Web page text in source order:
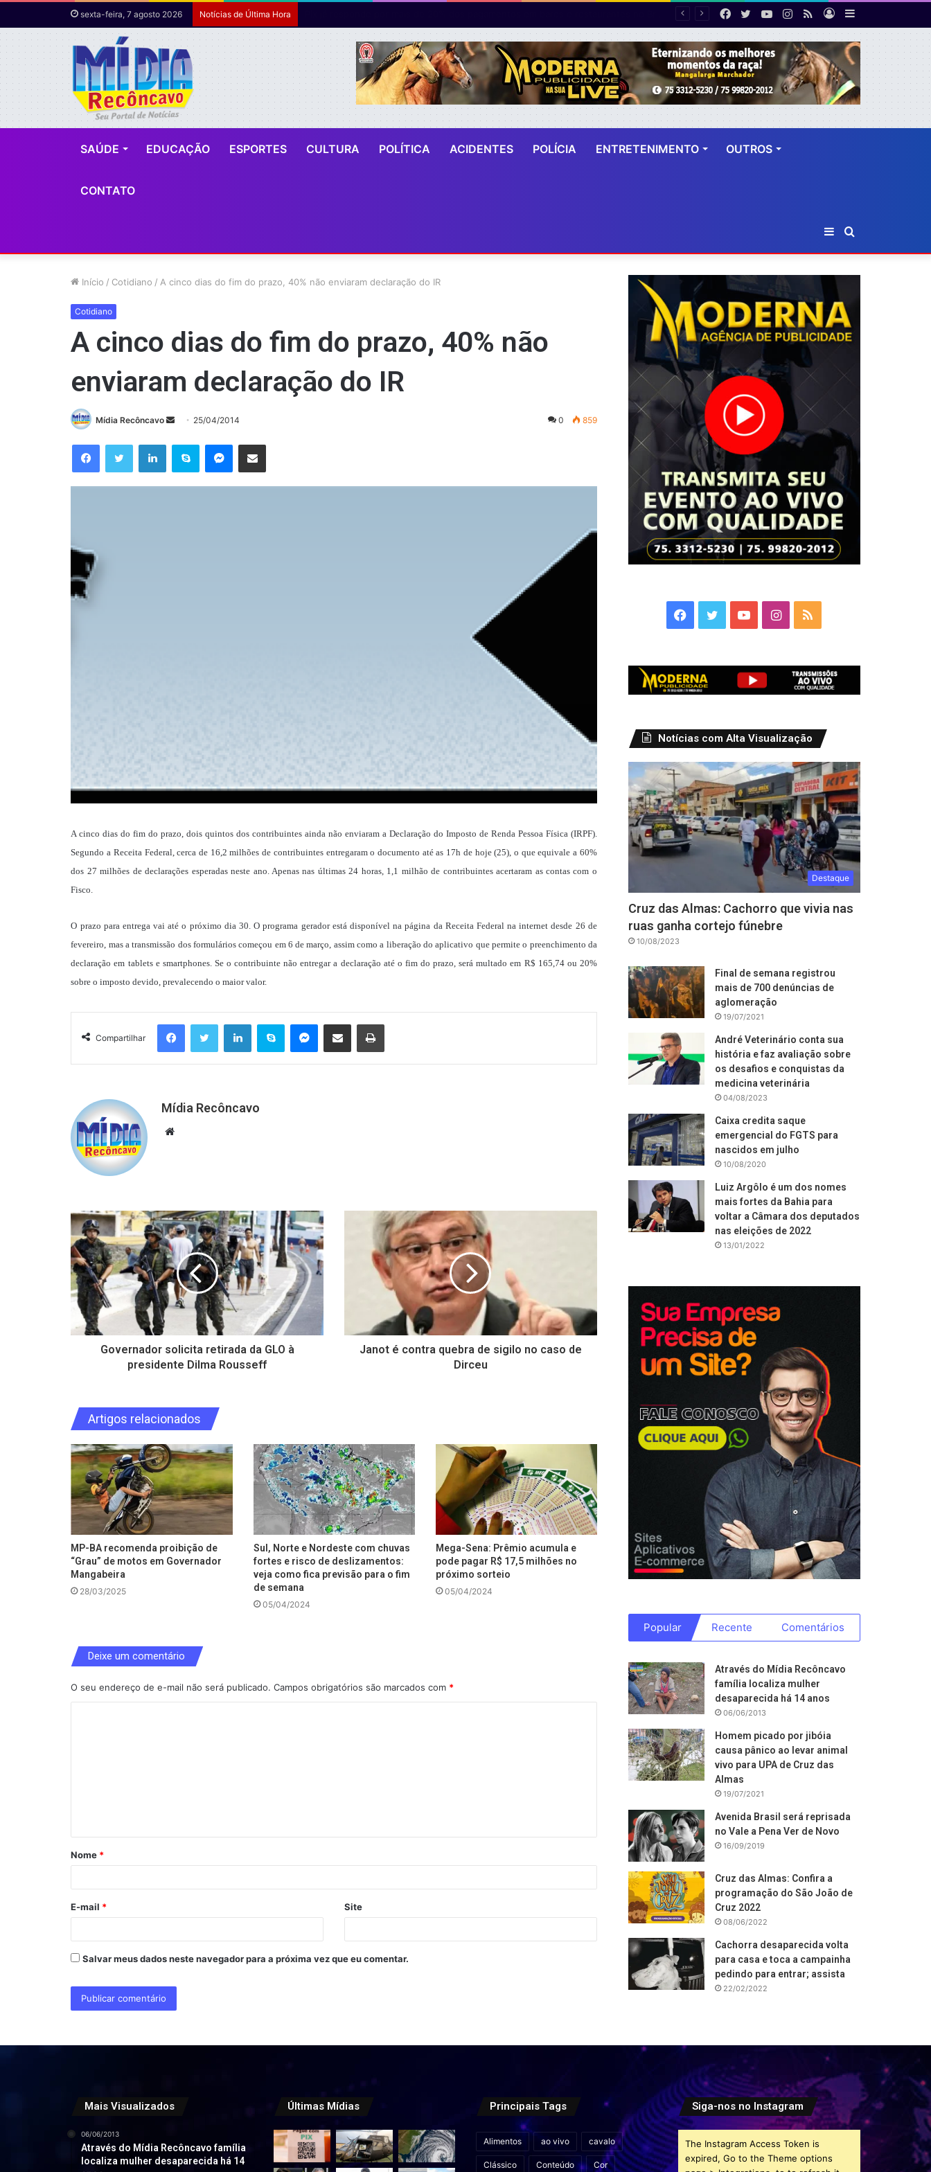
sexta-feira, 7 agosto 2026 Notícias de Última Hora
Barra
Lateral
Entrar
RSS
Instagram
YouTube
Twitter
Facebook
SAÚDE EDUCAÇÃO ESPORTES CULTURA POLÍTICA ACIDENTES POLÍCIA ENTRETENIMENTO OUTROS
CONTATO
por
Barra
Lateral
Início / Cotidiano / A cinco dias do fim do prazo, 40% não enviaram declaração do IR
Cotidiano
A cinco dias do fim do prazo, 40% não
enviaram declaração do IR
Mídia Recôncavo
Mande
e-
25/04/2014 0 859
FacebookTwitter LinkedinSkype Messenger
Compartilhar via e-mail
A cinco dias do fim do prazo, dois quintos dos contribuintes ainda não enviaram a Declaração do Imposto de Renda Pessoa Física (IRPF).
Segundo a Receita Federal, cerca de 16,2 milhões de contribuintes entregaram o documento até as 17h de hoje (25), o que equivale a 60%
dos 27 milhões de declarações esperadas neste ano. Apenas nas últimas 24 horas, 1,1 milhão de contribuintes acertaram as contas com o
Fisco.
O prazo para entrega vai até o próximo dia 30. O programa gerador está disponível na página da Receita Federal na internet desde 26 de
fevereiro, mas a transmissão dos formulários começou em 6 de março, assim como a liberação do aplicativo que permite o preenchimento da
declaração em tablets e smartphones. Se o contribuinte não entregar a declaração até o fim do prazo, será multado em R$ 165,74 ou 20%
sobre o imposto devido, prevalecendo o maior valor.
Compartilhar
FacebookTwitter LinkedinSkype Messenger
Compartilhar via e-mail Imprimir
Mídia Recôncavo
Website
Governador solicita retirada da GLO à
presidente Dilma Rousseff
Janot é contra quebra de sigilo no caso de
Dirceu
Artigos relacionados
MP-BA recomenda proibição de
“Grau” de motos em Governador
Mangabeira
28/03/2025
Sul, Norte e Nordeste com chuvas
fortes e risco de deslizamentos:
veja como fica previsão para o fim
de semana
05/04/2024
Mega-Sena: Prêmio acumula e
pode pagar R$ 17,5 milhões no
próximo sorteio
05/04/2024
Deixe um comentário
O seu endereço de e-mail não será publicado. Campos obrigatórios são marcados com *
á
r
*
Nome *
E-mail * Site
Salvar meus dados neste navegador para a próxima vez que eu comentar.
Facebook
TwitterYouTubeInstagram
RSS
Notícias com Alta Visualização
Destaque
Cruz das Almas: Cachorro que vivia nas
ruas ganha cortejo fúnebre
10/08/2023
Final de semana registrou
mais de 700 denúncias de
aglomeração
19/07/2021
André Veterinário conta sua
história e faz avaliação sobre
os desafios e conquistas da
medicina veterinária
04/08/2023
Caixa credita saque
emergencial do FGTS para
nascidos em julho
10/08/2020
Luiz Argôlo é um dos nomes
mais fortes da Bahia para
voltar a Câmara dos deputados
nas eleições de 2022
13/01/2022
Popular Recente Comentários
Através do Mídia Recôncavo
família localiza mulher
desaparecida há 14 anos
06/06/2013
Homem picado por jibóia
causa pânico ao levar animal
vivo para UPA de Cruz das
Almas
19/07/2021
Avenida Brasil será reprisada
no Vale a Pena Ver de Novo
16/09/2019
Cruz das Almas: Confira a
programação do São João de
Cruz 2022
08/06/2022
Cachorra desaparecida volta
para casa e toca a campainha
pedindo para entrar; assista
22/02/2022
Mais Visualizados
06/06/2013
Através do Mídia Recôncavo família
localiza mulher desaparecida há 14
Últimas Mídias Principais Tags
Alimentos ao vivo cavalo
Clássico Conteúdo Cor
Siga-nos no Instagram
The Instagram Access Token is
expired, Go to the Theme options